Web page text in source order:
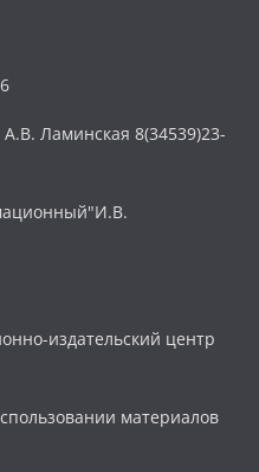
Ламинская 8(34539)23-
издательский центр
материалов